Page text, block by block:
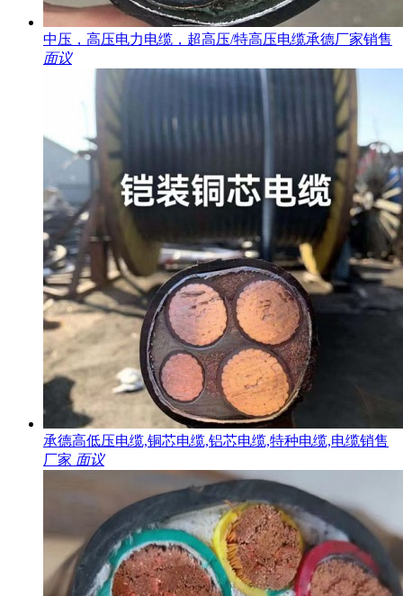
中压，高压电力电缆，超高压/特高压电缆承德厂家销售
面议
承德高低压电缆,铜芯电缆,铝芯电缆,特种电缆,电缆销售
厂家 面议